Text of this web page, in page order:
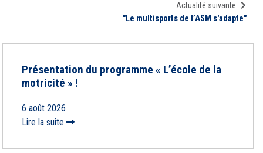
Actualité suivante
"Le multisports de l’ASM s'adapte"
Présentation du programme « L’école de la
motricité » !
6 août 2026
Lire la suite